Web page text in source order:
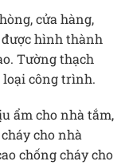
cửa hàng,
hình thành
Tường thạch
loại công trình.
ẩm cho nhà tắm,
cho nhà
chống cháy cho